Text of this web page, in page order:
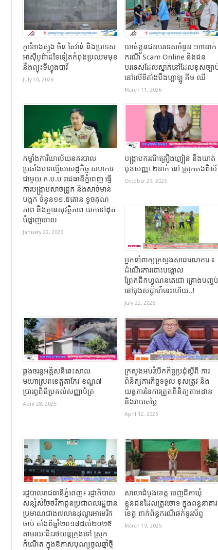
កូរ៉េខាងត្បូង ចិន តៃវ៉ាន់ និងប្រទេស
អាស៊ីបូព៌ាដទៃទៀតកំពុងប្រឈមមុខ
នឹងព្យុះទីហ្វុងបាវី
July 10, 2026
ឃាត់ខ្លួនជនបរទេសចំនួន ១៣នាក់
ករណី Scam Online និងជន
បរទេសដែលស្នាក់នៅដែលខុសច្បា
នៅលើទីតាំងបឹងហ្គាឡូ គីម ឈី
March 11, 2026
កម្លាំងការិយាល័យនគរបាល
ប្រឆាំងបទល្មើសសេដ្ឋកិច្ច សហការ
ជាមួយ ក.ប.ប រាជធានីភ្នំពេញ ធ្វើ
ការបង្ក្រាបសាច់ជ្រូក និងសាច់មាន់
បង្កក ចំនួន១១.៥តោន ខូចគុណ
ភាព និងគ្មានសុវត្ថិភាព យកទៅដុត
បំផ្លាញចោល
January 22, 2026
បង្ក្រាបករណីគ្រឿងញៀន នឹងឃាត់
មុខសញ្ញា ២នាក់ នៅ ស្រុកគងពិ
October 29, 2025
អ្នកនាំពាក្យក្រសួងសាធារណការ ៖
ដំណើរការបោះបង្គោល
ព្រែកជីកហ្វូណនតេជោ គ្រោងបញ្ចប់
នៅចុងសប្តាហ៍នេះហើយ..!
July 22, 2025
ឆ្លងចរន្តអគ្គិសនីឆេះសាល
មហោស្រពខេត្តតាកែវ ខណ្ឌ៧
ប្រារព្ធពិធីប្រគល់សញ្ញាប័ត្រ
April 28, 2025
ក្រសួងអប់រំបើកកិច្ចប្រជុំស្តីពី ការ
ពិនិត្យភារកិច្ចទទួល ខុសត្រូវ និង
យន្តការនៃការត្រួតពិនិត្យតាមដាន
និងវាយតម្លៃ
April 12, 2025
រដ្ឋបាលរាជធានីភ្នំពេញ៖ រដ្ឋាភិបាល
សន្សំសំចៃថវិកាជូនប្រជាពលរដ្ឋបាន
ប្រមាណជាង៧លានដុល្លារអាមេរិក
ចាប់ តាំងពីឆ្នាំ២០១៨ដល់២០២៥
តាមរយៈជិះរថយន្ដក្រុងទៅ ស្រុក
កំណើត ក្នុងឱកាសបុណ្យចូលឆ្នាំថ្មី
សាលាដំបូងខេត្ត ចេញដីកាឃុំ
ខ្លួនជនដែលត្រូវចោទ ក្នុងពន្ធនាគារ
ខេត្ត ពាក់ព័ន្ធករណីឆក់ទូរស័ព្ទ
March 19, 2025